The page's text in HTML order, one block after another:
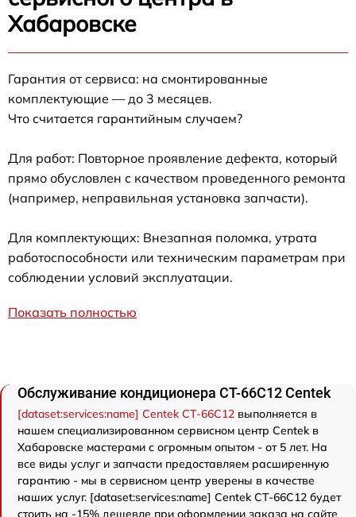
Хабаровске
Гарантия от сервиса: на смонтированные
комплектующие — до 3 месяцев.
Что считается гарантийным случаем?
Для работ: Повторное проявление дефекта, который
прямо обусловлен с качеством проведенного ремонта
(например, неправильная установка запчасти).
Для комплектующих: Внезапная поломка, утрата
работоспособности или техническим параметрам при
соблюдении условий эксплуатации.
Показать полностью
Обслуживание кондиционера CT-66C12 Centek
[dataset:services:name] Centek CT-66C12 выполняется в
нашем специализированном сервисном центр Centek в
Хабаровске мастерами с огромным опытом - от 5 лет. На
все виды услуг и запчасти предоставляем расширенную
гарантию - мы в сервисном центр уверены в качестве
наших услуг. [dataset:services:name] Centek CT-66C12 будет
стоить на -15% дешевле при оформлении заказа на сайте